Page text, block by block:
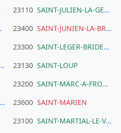
23110 SAINT-JULIEN-LA-GENETE
23400 SAINT-JUNIEN-LA-BREGERE
23300 SAINT-LEGER-BRIDEREIX
23130 SAINT-LOUP
23200 SAINT-MARC-A-FRONGIER
23600 SAINT-MARIEN
23100 SAINT-MARTIAL-LE-VIEUX